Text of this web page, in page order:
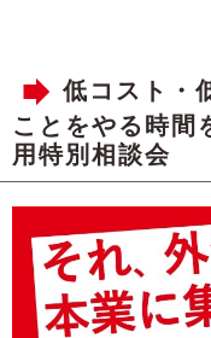
低コスト・
ことをやる時
用特別相談会